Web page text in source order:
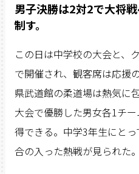
男子決勝は2対2で大将
制す。
この日は中学校の大会と、
で開催され、観客席は応援
県武道館の柔道場は熱気に
大会で優勝した男女各1チ
得できる。中学3年生にと
合の入った熱戦が見られた。